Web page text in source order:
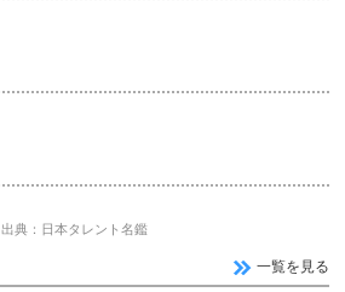
出典：日本タレント名鑑
一覧を見る